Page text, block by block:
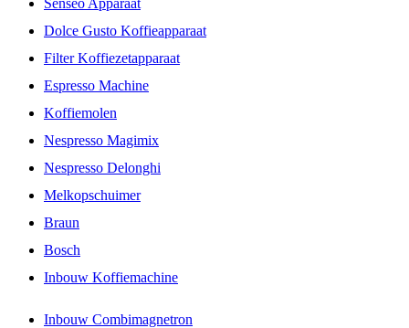
Senseo Apparaat
Dolce Gusto Koffieapparaat
Filter Koffiezetapparaat
Espresso Machine
Koffiemolen
Nespresso Magimix
Nespresso Delonghi
Melkopschuimer
Braun
Bosch
Inbouw Koffiemachine
Inbouw Combimagnetron